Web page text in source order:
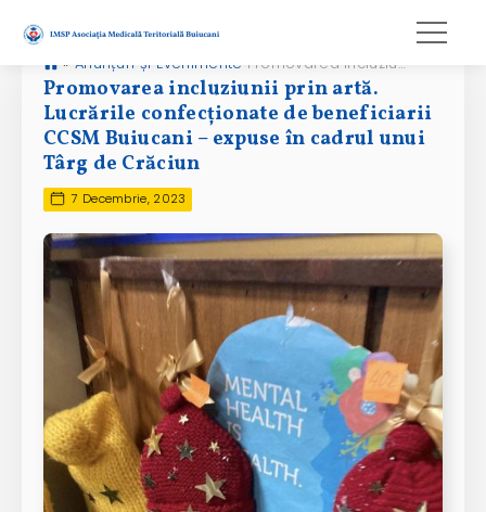
» Anunțuri și Evenimente Promovarea incluziunii prin artă. Lucrările confecționate de beneficiarii CCSM Buiucani – expuse în cadrul unui Târg de Crăciun
Promovarea incluziunii prin artă.
Lucrările confecționate de beneficiarii
CCSM Buiucani – expuse în cadrul unui
Târg de Crăciun
7 Decembrie, 2023